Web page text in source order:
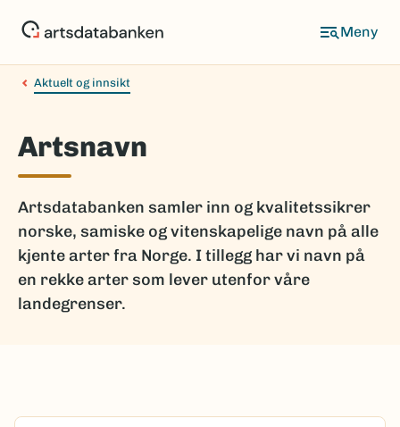
Aktuelt og innsikt
Artsnavn
Artsdatabanken samler inn og kvalitetssikrer
norske, samiske og vitenskapelige navn på alle
kjente arter fra Norge. I tillegg har vi navn på
en rekke arter som lever utenfor våre
landegrenser.